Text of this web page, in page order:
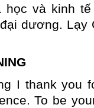
học và kinh
dương. Lạy
I thank you
To be